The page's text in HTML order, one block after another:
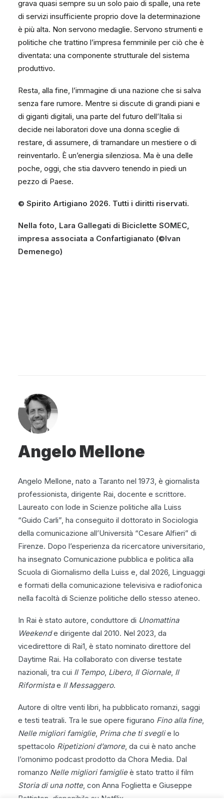
grava quasi sempre su un solo paio di spalle, una rete
di servizi insufficiente proprio dove la determinazione
è più alta. Non servono medaglie. Servono strumenti e
politiche che trattino l’impresa femminile per ciò che è
diventata: una componente strutturale del sistema
produttivo.
Resta, alla fine, l’immagine di una nazione che si salva
senza fare rumore. Mentre si discute di grandi piani e
di giganti digitali, una parte del futuro dell’Italia si
decide nei laboratori dove una donna sceglie di
restare, di assumere, di tramandare un mestiere o di
reinventarlo. È un’energia silenziosa. Ma è una delle
poche, oggi, che stia davvero tenendo in piedi un
pezzo di Paese.
© Spirito Artigiano 2026. Tutti i diritti riservati.
Nella foto, Lara Gallegati di Biciclette SOMEC,
impresa associata a Confartigianato (©Ivan
Demenego)
Angelo Mellone
Angelo Mellone, nato a Taranto nel 1973, è giornalista
professionista, dirigente Rai, docente e scrittore.
Laureato con lode in Scienze politiche alla Luiss
“Guido Carli”, ha conseguito il dottorato in Sociologia
della comunicazione all’Università “Cesare Alfieri” di
Firenze. Dopo l’esperienza da ricercatore universitario,
ha insegnato Comunicazione pubblica e politica alla
Scuola di Giornalismo della Luiss e, dal 2026, Linguaggi
e formati della comunicazione televisiva e radiofonica
nella facoltà di Scienze politiche dello stesso ateneo.
In Rai è stato autore, conduttore di Unomattina
Weekende dirigente dal 2010. Nel 2023, da
vicedirettore di Rai1, è stato nominato direttore del
Daytime Rai. Ha collaborato con diverse testate
nazionali, tra cui Il Tempo, Libero, Il Giornale, Il
Riformistae Il Messaggero.
Autore di oltre venti libri, ha pubblicato romanzi, saggi
e testi teatrali. Tra le sue opere figurano Fino alla fine,
Nelle migliori famiglie, Prima che ti sveglie lo
spettacolo Ripetizioni d’amore, da cui è nato anche
l’omonimo podcast prodotto da Chora Media. Dal
romanzo Nelle migliori famiglieè stato tratto il film
Storia di una notte, con Anna Foglietta e Giuseppe
Battiston, disponibile su Netflix.